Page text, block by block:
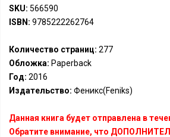
SKU: 566590
ISBN: 9785222262764
Количество страниц: 277
Обложка: Paperback
Год: 2016
Издательство: Феникс(Feniks)
Данная книга будет отправлена в
Обратите внимание, что